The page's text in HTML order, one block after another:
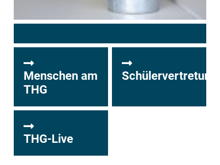
Menschen am
THG
Schülervertretung
THG-Live